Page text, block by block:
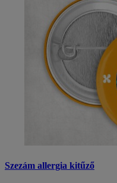
Szezám allergia kitűző